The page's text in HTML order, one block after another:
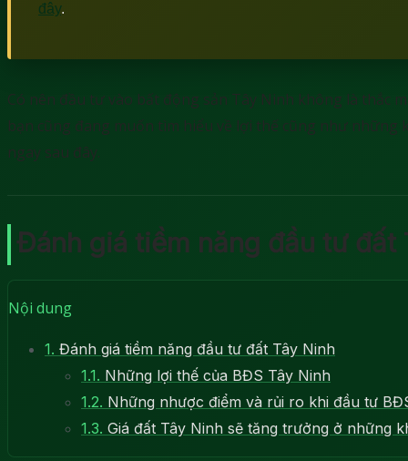
đây.
Có nên đầu tư vào bất động sản Tây Ninh không là thắc
bạn cũng đang muốn tìm hiểu về lợi thế cũng như
ngay sau đây.
Đánh giá tiềm năng đầu tư đất
Nội dung
1. Đánh giá tiềm năng đầu tư đất Tây Ninh
1.1. Những lợi thế của BĐS Tây Ninh
1.2. Những nhược điểm và rủi ro khi đầu tư
1.3. Giá đất Tây Ninh sẽ tăng trưởng ở những